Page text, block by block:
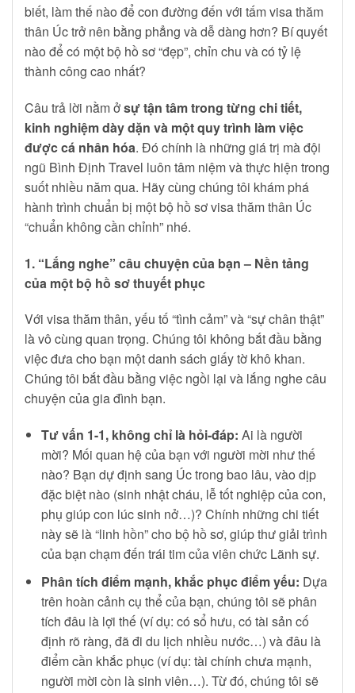
biết, làm thế nào để con đường đến với tấm visa thăm
thân Úc trở nên bằng phẳng và dễ dàng hơn? Bí quyết
nào để có một bộ hồ sơ “đẹp”, chỉn chu và có tỷ lệ
thành công cao nhất?
Câu trả lời nằm ởsự tận tâm trong từng chi tiết,
kinh nghiệm dày dặn và một quy trình làm việc
được cá nhân hóa. Đó chính là những giá trị mà đội
ngũ Bình Định Travel luôn tâm niệm và thực hiện trong
suốt nhiều năm qua. Hãy cùng chúng tôi khám phá
hành trình chuẩn bị một bộ hồ sơ visa thăm thân Úc
“chuẩn không cần chỉnh” nhé.
1. “Lắng nghe” câu chuyện của bạn – Nền tảng
của một bộ hồ sơ thuyết phục
Với visa thăm thân, yếu tố “tình cảm” và “sự chân thật”
là vô cùng quan trọng. Chúng tôi không bắt đầu bằng
việc đưa cho bạn một danh sách giấy tờ khô khan.
Chúng tôi bắt đầu bằng việc ngồi lại và lắng nghe câu
chuyện của gia đình bạn.
Tư vấn 1-1, không chỉ là hỏi-đáp: Ai là người
mời? Mối quan hệ của bạn với người mời như thế
nào? Bạn dự định sang Úc trong bao lâu, vào dịp
đặc biệt nào (sinh nhật cháu, lễ tốt nghiệp của con,
phụ giúp con lúc sinh nở…)? Chính những chi tiết
này sẽ là “linh hồn” cho bộ hồ sơ, giúp thư giải trình
của bạn chạm đến trái tim của viên chức Lãnh sự.
Phân tích điểm mạnh, khắc phục điểm yếu: Dựa
trên hoàn cảnh cụ thể của bạn, chúng tôi sẽ phân
tích đâu là lợi thế (ví dụ: có sổ hưu, có tài sản cố
định rõ ràng, đã đi du lịch nhiều nước…) và đâu là
điểm cần khắc phục (ví dụ: tài chính chưa mạnh,
người mời còn là sinh viên…). Từ đó, chúng tôi sẽ